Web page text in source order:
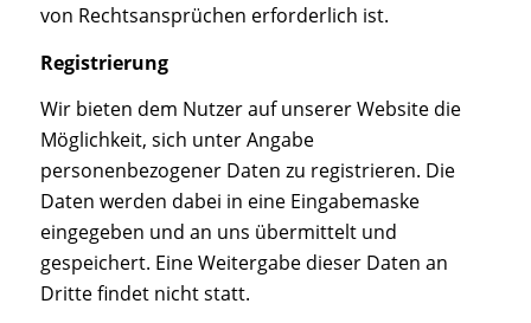
von Rechtsansprüchen erforderlich ist.
Registrierung
Wir bieten dem Nutzer auf unserer Website die
Möglichkeit, sich unter Angabe
personenbezogener Daten zu registrieren. Die
Daten werden dabei in eine Eingabemaske
eingegeben und an uns übermittelt und
gespeichert. Eine Weitergabe dieser Daten an
Dritte findet nicht statt.